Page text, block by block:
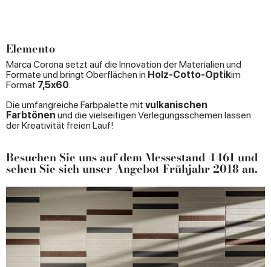
Elemento
Marca Corona setzt auf die Innovation der Materialien und
Formate und bringt Oberflächen in Holz-Cotto-Optikim
Format 7,5x60.
Die umfangreiche Farbpalette mit vulkanischen
Farbtönen und die vielseitigen Verlegungsschemen lassen
der Kreativität freien Lauf!
Besuchen Sie uns auf demMessestand 4461 und
sehen Sie sich unser Angebot Frühjahr 2018 an.